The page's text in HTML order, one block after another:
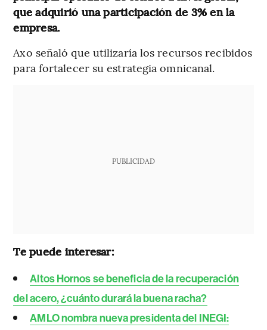
que adquirió una participación de 3% en la
empresa.
Axo señaló que utilizaría los recursos recibidos
para fortalecer su estrategia omnicanal.
PUBLICIDAD
Te puede interesar:
Altos Hornos se beneficia de la recuperación
del acero, ¿cuánto durará la buena racha?
AMLO nombra nueva presidenta del INEGI: